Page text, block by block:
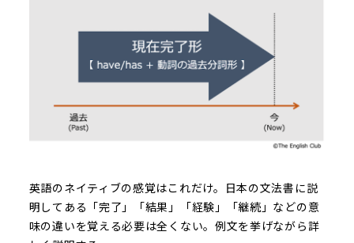
英語のネイティブの感覚はこれだけ。日本の文法書に説
明してある「完了」「結果」「経験」「継続」などの意
味の違いを覚える必要は全くない。例文を挙げながら詳